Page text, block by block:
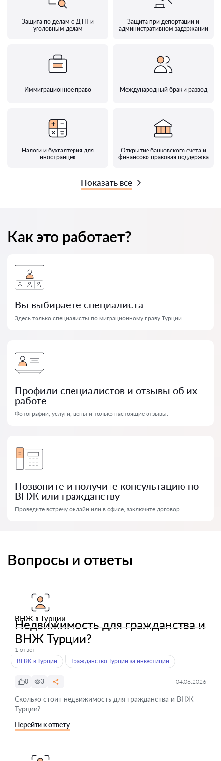
Защита по делам о ДТП и
уголовным делам
Защита при депортации и
административном задержании
Иммиграционное право Международный брак и развод
Налоги и бухгалтерия для
иностранцев
Открытие банковского счёта и
финансово-правовая поддержка
Показать все
Как это работает?
Вы выбираете специалиста
Здесь только специалисты по миграционному праву Турции.
Профили специалистов и отзывы об их
работе
Фотографии, услуги, цены и только настоящие отзывы.
Позвоните и получите консультацию по
ВНЖ или гражданству
Проведите встречу онлайн или в офисе, заключите договор.
Вопросы и ответы
ВНЖ в Турции
Недвижимость для гражданства и
ВНЖ Турции?
1 ответ
ВНЖ в Турции
Гражданство Турции за инвестиции
0 3 04.06.2026
Сколько стоит недвижимость для гражданства и ВНЖ
Турции?
Перейти к ответу